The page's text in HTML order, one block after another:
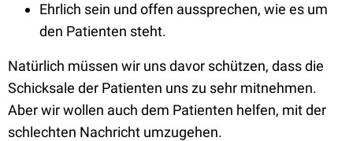
Ehrlich sein und offen aussprechen, wie es um
den Patienten steht.
Natürlich müssen wir uns davor schützen, dass die
Schicksale der Patienten uns zu sehr mitnehmen.
Aber wir wollen auch dem Patienten helfen, mit der
schlechten Nachricht umzugehen.